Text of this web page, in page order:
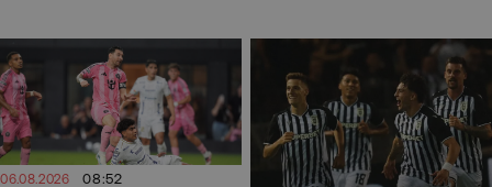
06.08.2026 08:52